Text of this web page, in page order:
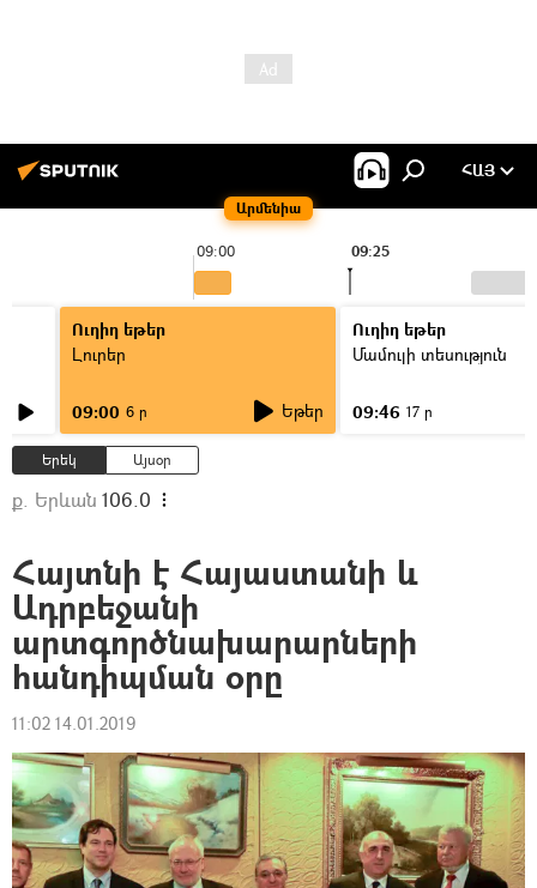
Արմենիա
ՀԱՅ
09:00 09:25
Ուղիղ եթեր
Լուրեր
09:00 6 ր Եթեր
Ուղիղ եթեր
Մամուլի տեսություն
09:46 17 ր
Երեկ Այսօր
ք. Երևան 106.0
Հայտնի է Հայաստանի և
Ադրբեջանի
արտգործնախարարների
հանդիպման օրը
11:02 14.01.2019